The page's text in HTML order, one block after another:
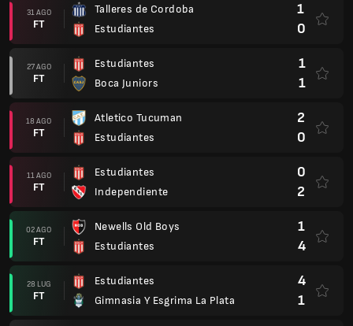
31 AGO
FT
Talleres de Cordoba
Estudiantes
1
0
27 AGO
FT
Estudiantes
Boca Juniors
1
1
18 AGO
FT
Atletico Tucuman
Estudiantes
2
0
11 AGO
FT
Estudiantes
Independiente
0
2
02 AGO
FT
Newells Old Boys
Estudiantes
1
4
28 LUG
FT
Estudiantes
Gimnasia Y Esgrima La Plata
4
1